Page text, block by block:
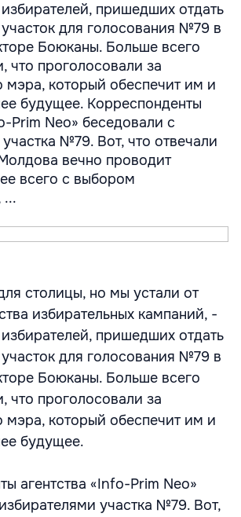
избирателей, пришедших отдать
для голосования №79 в
Боюканы. Больше всего
что проголосовали за
мэра, который обеспечит им и
будущее. Корреспонденты
Prim Neo» беседовали с
№79. Вот, что отвечали
вечно проводит
всего с выбором
...
столицы, но мы устали от
избирательных кампаний, -
избирателей, пришедших отдать
для голосования №79 в
Боюканы. Больше всего
что проголосовали за
мэра, который обеспечит им и
будущее.
агентства «Info-Prim Neo»
участка №79. Вот,